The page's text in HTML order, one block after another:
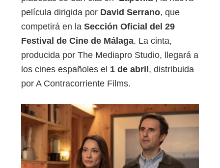
película dirigida por David Serrano, que
competirá en la Sección Oficial del 29
Festival de Cine de Málaga. La cinta,
producida por The Mediapro Studio, llegará a
los cines españoles el 1 de abril , distribuida
por A Contracorriente Films.